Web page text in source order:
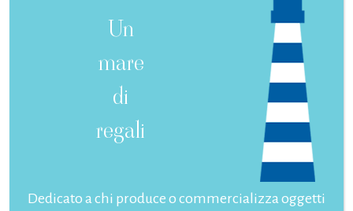
Un
mare
di
regali
Dedicato a chi produce o commercializza oggetti